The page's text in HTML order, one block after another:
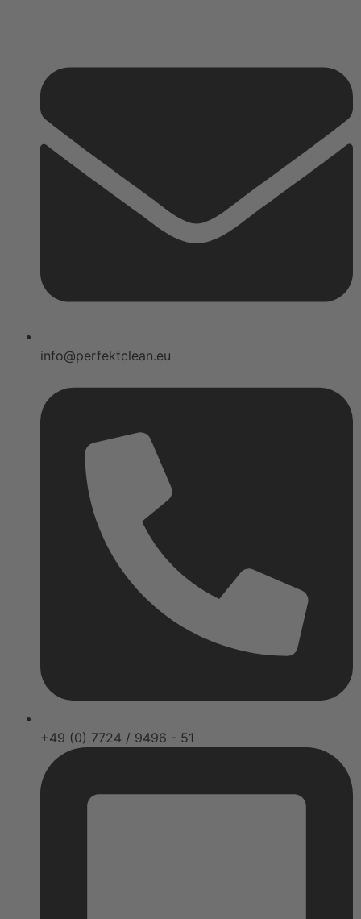
info@perfektclean.eu
+49 (0) 7724 / 9496 - 51